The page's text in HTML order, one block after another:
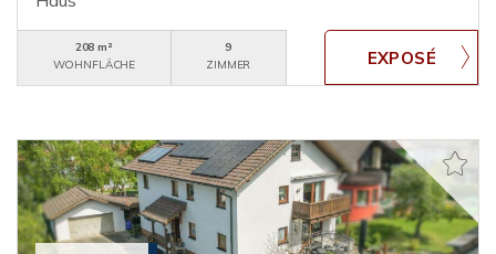
208 m²
WOHNFLÄCHE
9
ZIMMER